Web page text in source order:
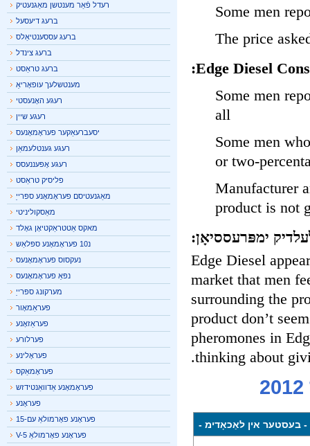
Some men
The price
Edge Diesel
Some men
all
Some men
or two-
Manufacturer
product is not
ימפּרעססיאָן:
Edge Diesel
market that men
surrounding the
product don’t
pheromones in
thinking about
אין לאַכאָדימ -
רעדל פֿאַר מענטשן מאַגנעטיק
ברעג דיעסעל
ברעג עססענטיאַלס
ברעג צינדל
ברעג טראַסט
מענטשלעך עופאָריאַ
רעגע האָנעסטי
רעגע שיין
יסעברעאַקער פעראָמאָנעס
רעגע גענטלעמאַן
רעגע אָפּעננעסס
פליסיק טראַסט
מאַגנעטיסם פעראָמאָנע ספּרייַ
מאַסקוליניטי
מאקס אַטטראַקטיאָן גאָלד
נעקסוס פעראָמאָנעס
נפּאַ פעראָמאָנעס
מערקונג ספּרייַ
פעראַמאָור
פעראַזאָנע
פערלורע
פעראָלינע
פעראָמאַקס
פעראָמאָנע אַדוואַנטידזש
פעראָנע
פעראָנע פאָרמולאַ עם-15
פעראָנע פאָרמולאַ V-5